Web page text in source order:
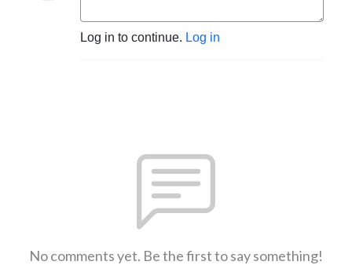
Log in to continue. Log in
No comments yet. Be the first to say something!